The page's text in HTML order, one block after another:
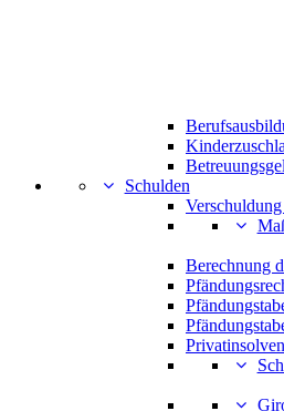
Schulden
Berechnung